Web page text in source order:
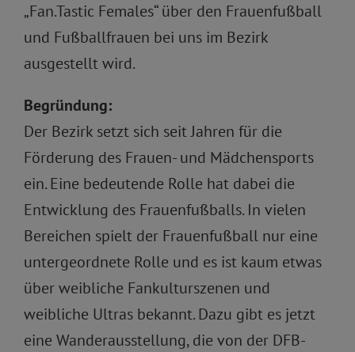
„Fan.Tastic Females“ über den Frauenfußball
und Fußballfrauen bei uns im Bezirk
ausgestellt wird.
Begründung:
Der Bezirk setzt sich seit Jahren für die
Förderung des Frauen- und Mädchensports
ein. Eine bedeutende Rolle hat dabei die
Entwicklung des Frauenfußballs. In vielen
Bereichen spielt der Frauenfußball nur eine
untergeordnete Rolle und es ist kaum etwas
über weibliche Fankulturszenen und
weibliche Ultras bekannt. Dazu gibt es jetzt
eine Wanderausstellung, die von der DFB-